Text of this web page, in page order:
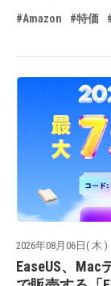
#Amazon #特価
2026年08月06日( 木 )
EaseUS、